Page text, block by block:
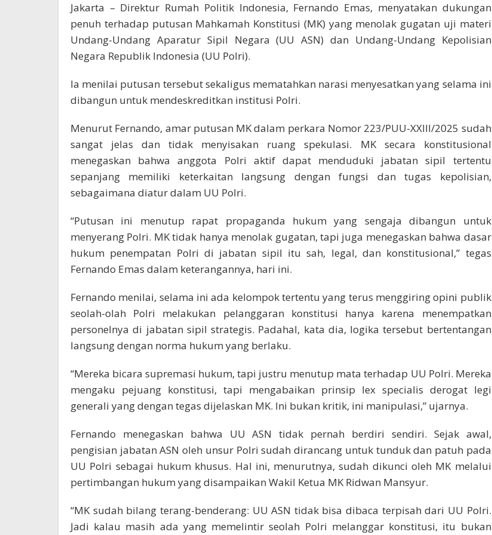
Jakarta – Direktur Rumah Politik Indonesia, Fernando Emas, menyatakan dukungan
penuh terhadap putusan Mahkamah Konstitusi (MK) yang menolak gugatan uji materi
Undang-Undang Aparatur Sipil Negara (UU ASN) dan Undang-Undang Kepolisian
Negara Republik Indonesia (UU Polri).
Ia menilai putusan tersebut sekaligus mematahkan narasi menyesatkan yang selama ini
dibangun untuk mendeskreditkan institusi Polri.
Menurut Fernando, amar putusan MK dalam perkara Nomor 223/PUU-XXIII/2025 sudah
sangat jelas dan tidak menyisakan ruang spekulasi. MK secara konstitusional
menegaskan bahwa anggota Polri aktif dapat menduduki jabatan sipil tertentu
sepanjang memiliki keterkaitan langsung dengan fungsi dan tugas kepolisian,
sebagaimana diatur dalam UU Polri.
“Putusan ini menutup rapat propaganda hukum yang sengaja dibangun untuk
menyerang Polri. MK tidak hanya menolak gugatan, tapi juga menegaskan bahwa dasar
hukum penempatan Polri di jabatan sipil itu sah, legal, dan konstitusional,” tegas
Fernando Emas dalam keterangannya, hari ini.
Fernando menilai, selama ini ada kelompok tertentu yang terus menggiring opini publik
seolah-olah Polri melakukan pelanggaran konstitusi hanya karena menempatkan
personelnya di jabatan sipil strategis. Padahal, kata dia, logika tersebut bertentangan
langsung dengan norma hukum yang berlaku.
“Mereka bicara supremasi hukum, tapi justru menutup mata terhadap UU Polri. Mereka
mengaku pejuang konstitusi, tapi mengabaikan prinsip lex specialis derogat legi
generali yang dengan tegas dijelaskan MK. Ini bukan kritik, ini manipulasi,” ujarnya.
Fernando menegaskan bahwa UU ASN tidak pernah berdiri sendiri. Sejak awal,
pengisian jabatan ASN oleh unsur Polri sudah dirancang untuk tunduk dan patuh pada
UU Polri sebagai hukum khusus. Hal ini, menurutnya, sudah dikunci oleh MK melalui
pertimbangan hukum yang disampaikan Wakil Ketua MK Ridwan Mansyur.
“MK sudah bilang terang-benderang: UU ASN tidak bisa dibaca terpisah dari UU Polri.
Jadi kalau masih ada yang memelintir seolah Polri melanggar konstitusi, itu bukan